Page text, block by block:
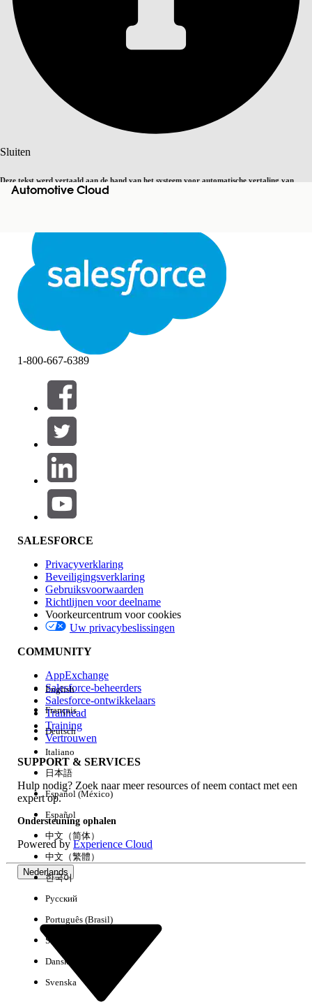
Sluiten
Deze tekst werd vertaald aan de hand van het systeem voor automatische vertaling van
Salesforce. U vindthiermeer details.
Sluiten Sluiten
Automotive Cloud
Zoeken
Filteren op (0)
FILTERS SELECTEREN
Productgebied
Invloed op functies
Edition
Ervaring
Alles wissen Gereed
Geen resultaten
1-800-667-6389
SALESFORCE
Privacyverklaring
Beveiligingsverklaring
Gebruiksvoorwaarden
Richtlijnen voor deelname
Voorkeurcentrum voor cookies
Uw privacybeslissingen
COMMUNITY
AppExchange
Salesforce-beheerders
Salesforce-ontwikkelaars
Trailhead
Training
Vertrouwen
SUPPORT & SERVICES
Hulp nodig? Zoek naar meer resources of neem contact met een
expert op.
Ondersteuning ophalen
Powered byExperience Cloud
Nederlands
English
Français
Deutsch
Italiano
日本語
Español (México)
Español
中文（简体）
中文（繁體）
한국어
Русский
Português (Brasil)
Suomi
Dansk
Svenska